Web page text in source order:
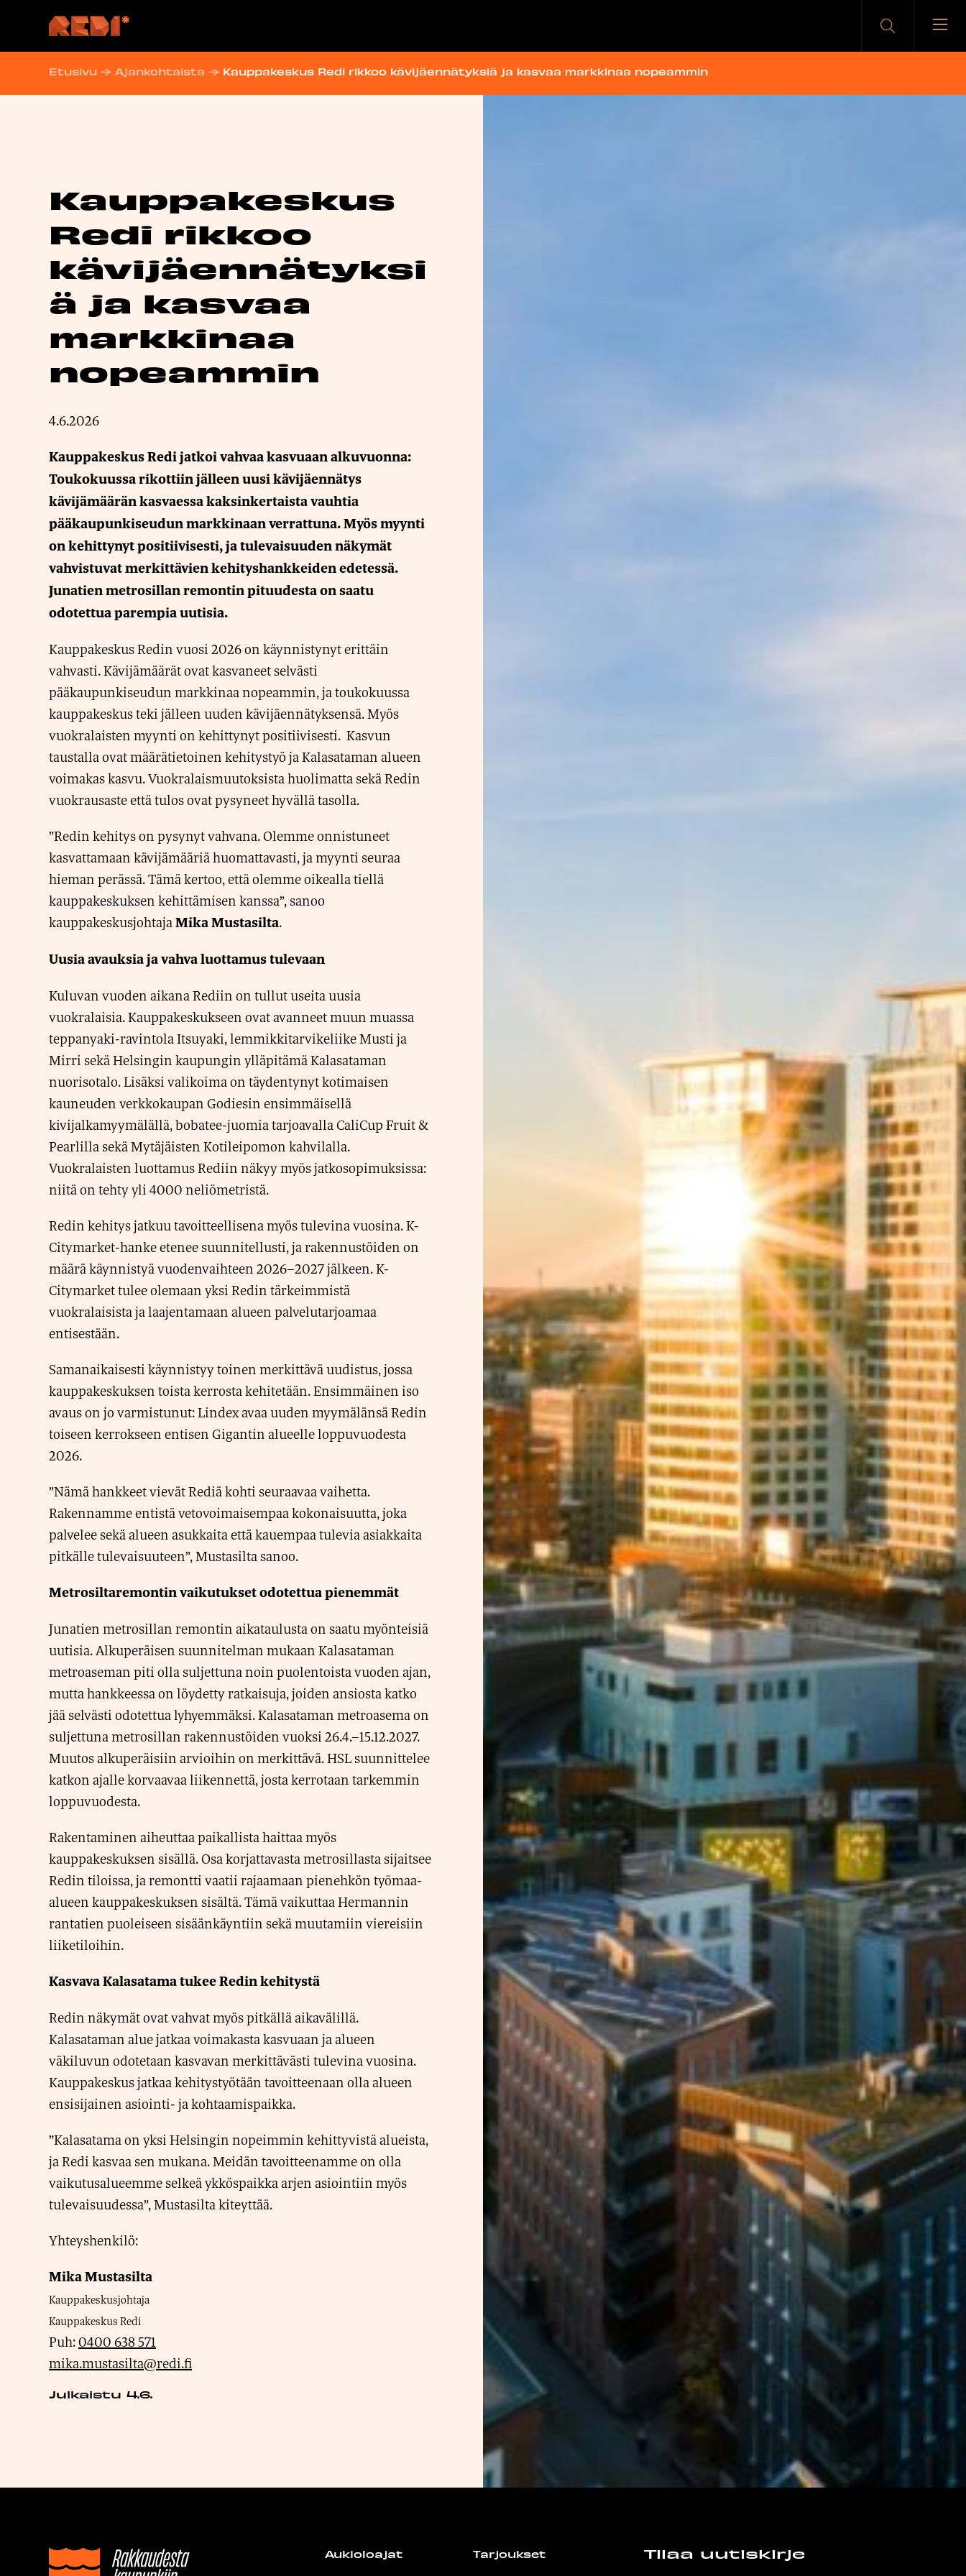
sisältöön
Etusivu → Ajankohtaista → Kauppakeskus Redi rikkoo kävijäennätyksiä ja kasvaa markkinaa nopeammin
Kauppakeskus
Redi rikkoo
kävijäennätyksi
ä ja kasvaa
markkinaa
nopeammin
4.6.2026
Kauppakeskus Redi jatkoi vahvaa kasvuaan alkuvuonna:
Toukokuussa rikottiin jälleen uusi kävijäennätys
kävijämäärän kasvaessa kaksinkertaista vauhtia
pääkaupunkiseudun markkinaan verrattuna. Myös myynti
on kehittynyt positiivisesti, ja tulevaisuuden näkymät
vahvistuvat merkittävien kehityshankkeiden edetessä.
Junatien metrosillan remontin pituudesta on saatu
odotettua parempia uutisia.
Kauppakeskus Redin vuosi 2026 on käynnistynyt erittäin
vahvasti. Kävijämäärät ovat kasvaneet selvästi
pääkaupunkiseudun markkinaa nopeammin, ja toukokuussa
kauppakeskus teki jälleen uuden kävijäennätyksensä. Myös
vuokralaisten myynti on kehittynyt positiivisesti. Kasvun
taustalla ovat määrätietoinen kehitystyö ja Kalasataman alueen
voimakas kasvu. Vuokralaismuutoksista huolimatta sekä Redin
vuokrausaste että tulos ovat pysyneet hyvällä tasolla.
”Redin kehitys on pysynyt vahvana. Olemme onnistuneet
kasvattamaan kävijämääriä huomattavasti, ja myynti seuraa
hieman perässä. Tämä kertoo, että olemme oikealla tiellä
kauppakeskuksen kehittämisen kanssa”, sanoo
kauppakeskusjohtajaMika Mustasilta.
Uusia avauksia ja vahva luottamus tulevaan
Kuluvan vuoden aikana Rediin on tullut useita uusia
vuokralaisia. Kauppakeskukseen ovat avanneet muun muassa
teppanyaki-ravintola Itsuyaki, lemmikkitarvikeliike Musti ja
Mirri sekä Helsingin kaupungin ylläpitämä Kalasataman
nuorisotalo. Lisäksi valikoima on täydentynyt kotimaisen
kauneuden verkkokaupan Godiesin ensimmäisellä
kivijalkamyymälällä, bobatee-juomia tarjoavalla CaliCup Fruit &
Pearlilla sekä Mytäjäisten Kotileipomon kahvilalla.
Vuokralaisten luottamus Rediin näkyy myös jatkosopimuksissa:
niitä on tehty yli 4000 neliömetristä.
Redin kehitys jatkuu tavoitteellisena myös tulevina vuosina. K-
Citymarket-hanke etenee suunnitellusti, ja rakennustöiden on
määrä käynnistyä vuodenvaihteen 2026–2027 jälkeen. K-
Citymarket tulee olemaan yksi Redin tärkeimmistä
vuokralaisista ja laajentamaan alueen palvelutarjoamaa
entisestään.
Samanaikaisesti käynnistyy toinen merkittävä uudistus, jossa
kauppakeskuksen toista kerrosta kehitetään. Ensimmäinen iso
avaus on jo varmistunut: Lindex avaa uuden myymälänsä Redin
toiseen kerrokseen entisen Gigantin alueelle loppuvuodesta
2026.
”Nämä hankkeet vievät Rediä kohti seuraavaa vaihetta.
Rakennamme entistä vetovoimaisempaa kokonaisuutta, joka
palvelee sekä alueen asukkaita että kauempaa tulevia asiakkaita
pitkälle tulevaisuuteen”, Mustasilta sanoo.
Metrosiltaremontin vaikutukset odotettua pienemmät
Junatien metrosillan remontin aikataulusta on saatu myönteisiä
uutisia. Alkuperäisen suunnitelman mukaan Kalasataman
metroaseman piti olla suljettuna noin puolentoista vuoden ajan,
mutta hankkeessa on löydetty ratkaisuja, joiden ansiosta katko
jää selvästi odotettua lyhyemmäksi. Kalasataman metroasema on
suljettuna metrosillan rakennustöiden vuoksi 26.4.–15.12.2027.
Muutos alkuperäisiin arvioihin on merkittävä. HSL suunnittelee
katkon ajalle korvaavaa liikennettä, josta kerrotaan tarkemmin
loppuvuodesta.
Rakentaminen aiheuttaa paikallista haittaa myös
kauppakeskuksen sisällä. Osa korjattavasta metrosillasta sijaitsee
Redin tiloissa, ja remontti vaatii rajaamaan pienehkön työmaa-
alueen kauppakeskuksen sisältä. Tämä vaikuttaa Hermannin
rantatien puoleiseen sisäänkäyntiin sekä muutamiin viereisiin
liiketiloihin.
Kasvava Kalasatama tukee Redin kehitystä
Redin näkymät ovat vahvat myös pitkällä aikavälillä.
Kalasataman alue jatkaa voimakasta kasvuaan ja alueen
väkiluvun odotetaan kasvavan merkittävästi tulevina vuosina.
Kauppakeskus jatkaa kehitystyötään tavoitteenaan olla alueen
ensisijainen asiointi- ja kohtaamispaikka.
”Kalasatama on yksi Helsingin nopeimmin kehittyvistä alueista,
ja Redi kasvaa sen mukana. Meidän tavoitteenamme on olla
vaikutusalueemme selkeä ykköspaikka arjen asiointiin myös
tulevaisuudessa”, Mustasilta kiteyttää.
Yhteyshenkilö:
Mika Mustasilta
Kauppakeskusjohtaja
Kauppakeskus Redi
Puh:0400 638 571
mika.mustasilta@redi.fi
Julkaistu 4.6.
Aukioloajat Tarjoukset Tilaa uutiskirje